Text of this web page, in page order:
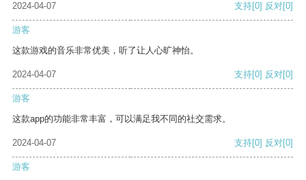
2024-04-07
支持[0] 反对[0]
游客
这款游戏的音乐非常优美，听了让人心旷神怡。
2024-04-07 支持[0] 反对[0]
游客
这款app的功能非常丰富，可以满足我不同的社交需求。
2024-04-07 支持[0] 反对[0]
游客